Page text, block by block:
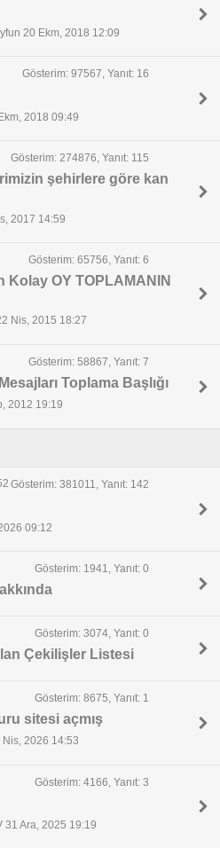
20 Ekm, 2018 12:09
Gösterim: 97567, Yanıt: 16
2018 09:49
Gösterim: 274876, Yanıt: 115
şehirlere göre kan
2017 14:59
Gösterim: 65756, Yanıt: 6
Kolay OY TOPLAMANIN
Nis, 2015 18:27
Gösterim: 58867, Yanıt: 7
Toplama Başlığı
2012 19:19
Gösterim: 381011, Yanıt: 142
09:12
Gösterim: 1941, Yanıt: 0
Gösterim: 3074, Yanıt: 0
Çekilişler Listesi
Gösterim: 8675, Yanıt: 1
sitesi açmış
2026 14:53
Gösterim: 4166, Yanıt: 3
31 Ara, 2025 19:19